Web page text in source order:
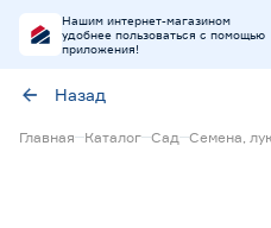
Нашим интернет-магазином
удобнее пользоваться с помощью
приложения!
Назад
Главная Каталог Сад Семена,